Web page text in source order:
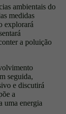
ambientais do
medidas
explorará
a poluição
seguida,
e discutirá
a
uma energia